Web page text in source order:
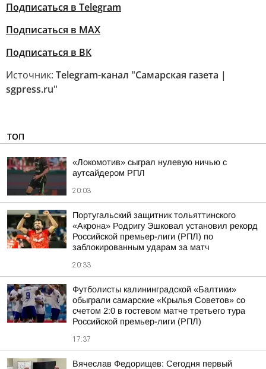
Подписаться в Telegram
Подписаться в MAX
Подписаться в ВК
Источник: Telegram-канал "Самарская газета |
sgpress.ru"
ТОП
«Локомотив» сыграл нулевую ничью с
аутсайдером РПЛ
20:03
Португальский защитник тольяттинского
«Акрона» Родригу Эшковал установил рекорд
Российской премьер-лиги (РПЛ) по
заблокированным ударам за матч
20:33
Футболисты калининградской «Балтики»
обыграли самарские «Крылья Советов» со
счетом 2:0 в гостевом матче третьего тура
Российской премьер-лиги (РПЛ)
17:37
Вячеслав Федорищев: Сегодня первый